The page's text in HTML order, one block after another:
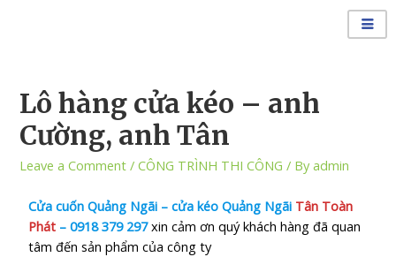
Lô hàng cửa kéo – anh
Cường, anh Tân
Leave a Comment /CÔNG TRÌNH THI CÔNG / Byadmin
Cửa cuốn Quảng Ngãi – cửa kéo Quảng Ngãi Tân Toàn
Phát –0918 379 297xin cảm ơn quý khách hàng đã quan
tâm đến sản phẩm của công ty